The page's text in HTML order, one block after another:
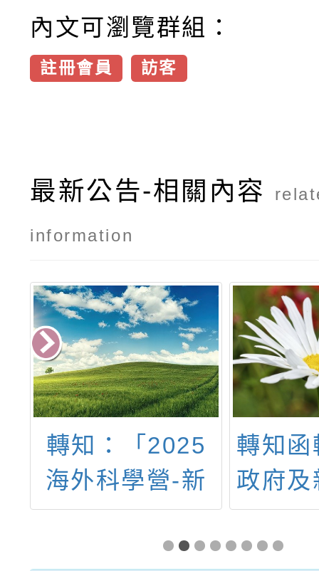
內文可瀏覽群組：
註冊會員 訪客
最新公告-相關內容
information
轉知：「2025
海外科學營-新
加坡親子科學
轉知
政府
府共
「